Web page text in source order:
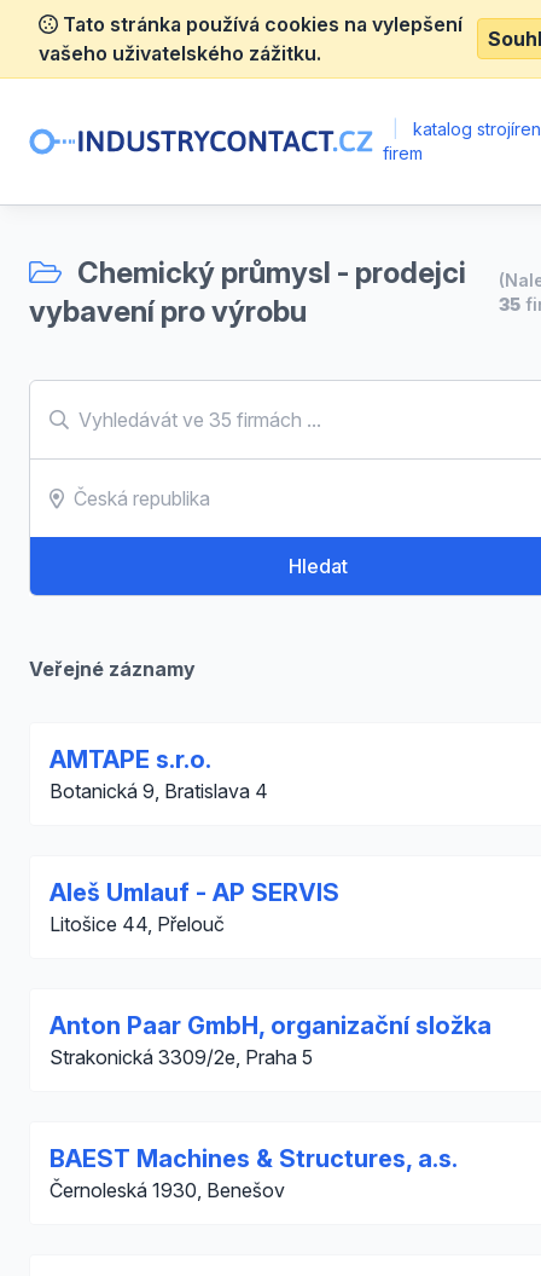
Tato stránka používá cookies na vylepšení
vašeho uživatelského zážitku.
katalog
firem
Chemický průmysl - prodejci
vybavení pro výrobu
35
Hledat
Veřejné záznamy
AMTAPE s.r.o.
Botanická 9, Bratislava 4
Aleš Umlauf - AP SERVIS
Litošice 44, Přelouč
Anton Paar GmbH, organizační složka
Strakonická 3309/2e, Praha 5
BAEST Machines & Structures, a.s.
Černoleská 1930, Benešov